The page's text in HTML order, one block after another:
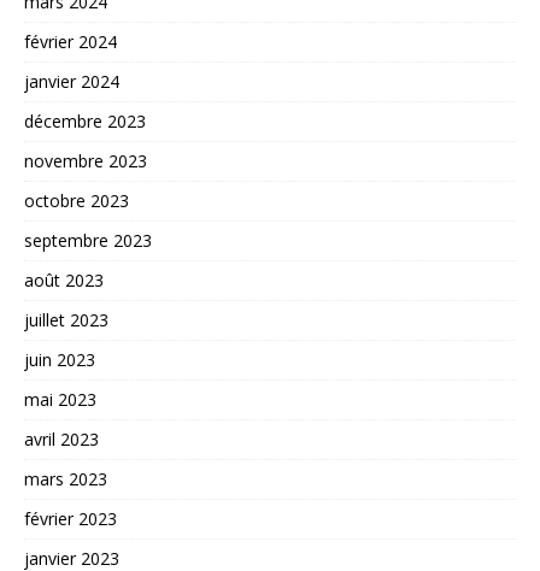
février 2024
janvier 2024
décembre 2023
novembre 2023
octobre 2023
septembre 2023
août 2023
juillet 2023
juin 2023
mai 2023
avril 2023
mars 2023
février 2023
janvier 2023